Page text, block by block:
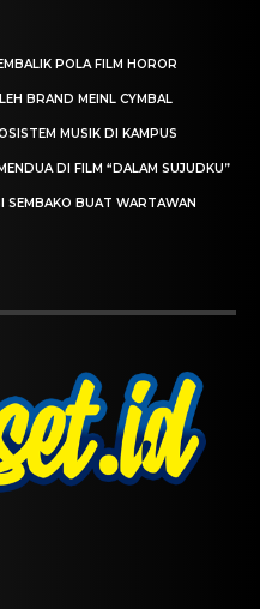
POLA FILM HOROR
BRAND MEINL CYMBAL
MUSIK DI KAMPUS
DI FILM “DALAM SUJUDKU”
SEMBAKO BUAT WARTAWAN